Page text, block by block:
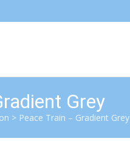
Grey
> Peace Train – Gradient Grey